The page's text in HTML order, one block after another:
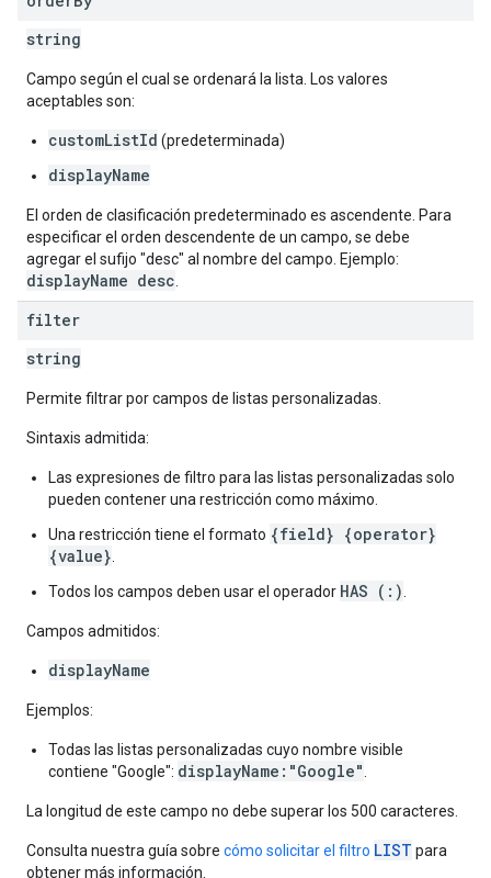
string
Campo según el cual se ordenará la lista. Los valores
aceptables son:
customListId (predeterminada)
displayName
El orden de clasificación predeterminado es ascendente. Para
especificar el orden descendente de un campo, se debe
agregar el sufijo "desc" al nombre del campo. Ejemplo:
displayName desc
filter
string
Permite filtrar por campos de listas personalizadas.
Sintaxis admitida:
Las expresiones de filtro para las listas personalizadas solo
pueden contener una restricción como máximo.
Una restricción tiene el formato {field} {operator}
{value}
Todos los campos deben usar el operador HAS (:)
Campos admitidos:
displayName
Ejemplos:
Todas las listas personalizadas cuyo nombre visible
contiene "Google": displayName:"Google"
La longitud de este campo no debe superar los 500 caracteres.
Consulta nuestra guía sobre cómo solicitar el filtro LIST para
obtener más información.